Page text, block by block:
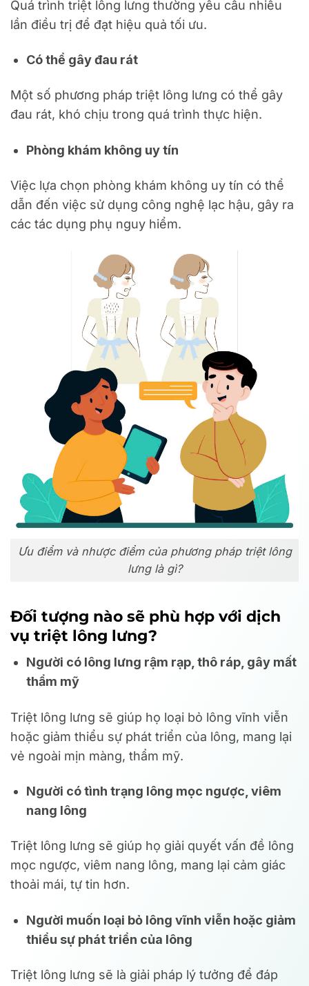
Quá trình triệt lông lưng thường yêu cầu nhiều
lần điều trị để đạt hiệu quả tối ưu.
Có thể gây đau rát
Một số phương pháp triệt lông lưng có thể gây
đau rát, khó chịu trong quá trình thực hiện.
Phòng khám không uy tín
Việc lựa chọn phòng khám không uy tín có thể
dẫn đến việc sử dụng công nghệ lạc hậu, gây ra
các tác dụng phụ nguy hiểm.
Ưu điểm và nhược điểm của phương pháp triệt lông
lưng là gì?
Đối tượng nào sẽ phù hợp với dịch
vụ triệt lông lưng?
Người có lông lưng rậm rạp, thô ráp, gây mất
thẩm mỹ
Triệt lông lưng sẽ giúp họ loại bỏ lông vĩnh viễn
hoặc giảm thiểu sự phát triển của lông, mang lại
vẻ ngoài mịn màng, thẩm mỹ.
Người có tình trạng lông mọc ngược, viêm
nang lông
Triệt lông lưng sẽ giúp họ giải quyết vấn đề lông
mọc ngược, viêm nang lông, mang lại cảm giác
thoải mái, tự tin hơn.
Người muốn loại bỏ lông vĩnh viễn hoặc giảm
thiểu sự phát triển của lông
Triệt lông lưng sẽ là giải pháp lý tưởng để đáp